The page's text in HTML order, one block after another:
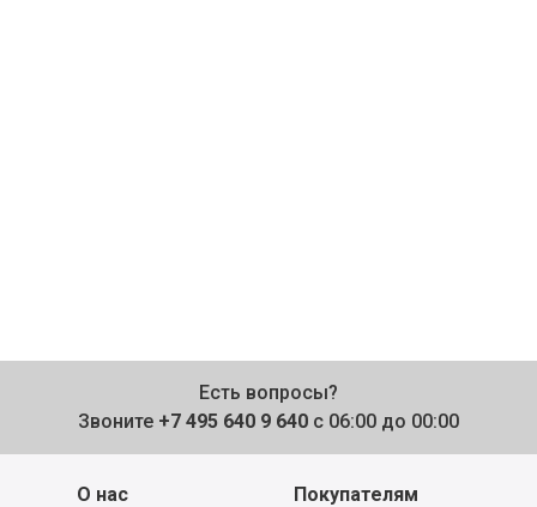
Есть вопросы?
Звоните +7 495 640 9 640 с 06:00 до 00:00
О нас Покупателям